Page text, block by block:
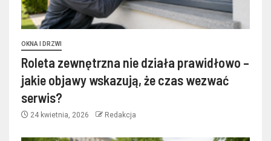
OKNA I DRZWI
Roleta zewnętrzna nie działa prawidłowo –
jakie objawy wskazują, że czas wezwać
serwis?
24 kwietnia, 2026 Redakcja